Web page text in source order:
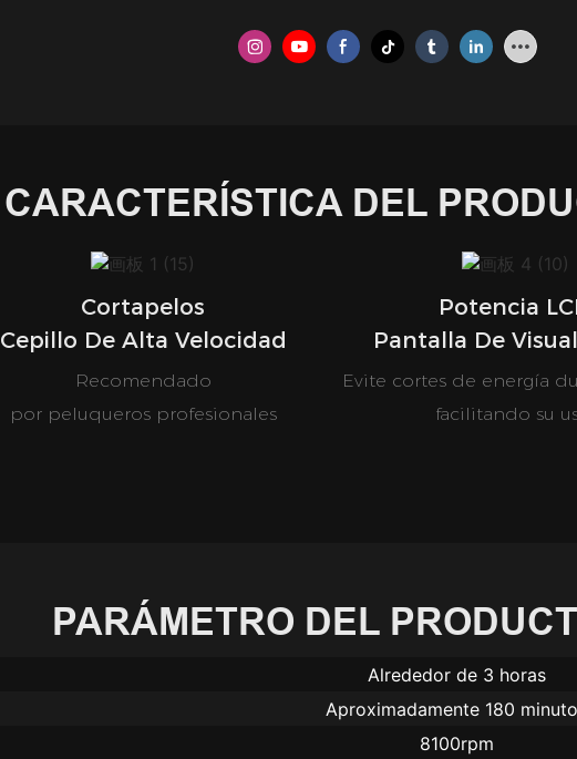
CARACTERÍSTICA DEL
Cortapelos
Cepillo De Alta Velocidad
Recomendado
por peluqueros profesionales
Potencia
Pantalla De
Evite cortes de energía
facilitando su
PARÁMETRO DEL
Alrededor de 3 horas
Aproximadamente 180
8100rpm